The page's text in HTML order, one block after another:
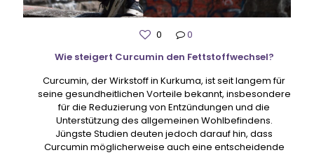
0
0
Wie steigert Curcumin den Fettstoffwechsel?
Curcumin, der Wirkstoff in Kurkuma, ist seit langem für
seine gesundheitlichen Vorteile bekannt, insbesondere
für die Reduzierung von Entzündungen und die
Unterstützung des allgemeinen Wohlbefindens.
Jüngste Studien deuten jedoch darauf hin, dass
Curcumin möglicherweise auch eine entscheidende